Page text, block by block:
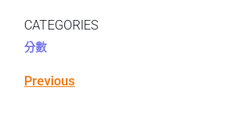
CATEGORIES
分數
Previous